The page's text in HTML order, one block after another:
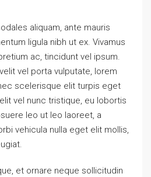
aliquam, ante mauris
ligula nibh ut ex. Vivamus
ac, tincidunt vel ipsum.
vel porta vulputate, lorem
scelerisque elit turpis eget
vel nunc tristique, eu lobortis
leo ut leo laoreet, a
vehicula nulla eget elit mollis,
et ornare neque sollicitudin